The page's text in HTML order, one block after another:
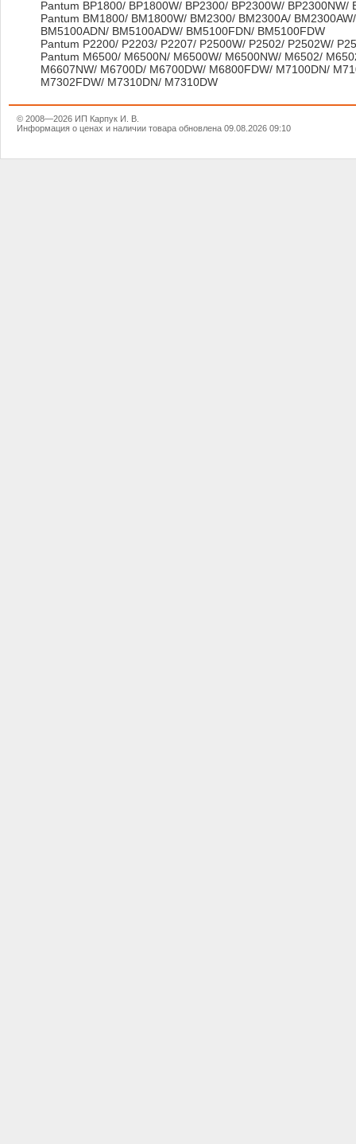
Pantum BP1800/ BP1800W/ BP2300/ BP2300W/ BP2300NW/
Pantum BM1800/ BM1800W/ BM2300/ BM2300A/
BM5100ADN/ BM5100ADW/ BM5100FDN/ BM5100FDW
Pantum P2200/ P2203/ P2207/ P2500W/ P2502/ P2502W/
Pantum M6500/ M6500N/ M6500W/ M6500NW/ M6502/
M6607NW/ M6700D/ M6700DW/ M6800FDW/ M7100DN/
M7302FDW/ M7310DN/ M7310DW
© 2008—2026 ИП Карпук И. В.
Информация о ценах и наличии товара обновлена 09.08.2026 09:10